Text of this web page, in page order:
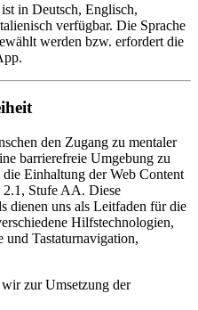
in Deutsch, Englisch,
verfügbar. Die Sprache
werden bzw. erfordert die
den Zugang zu mentaler
barrierefreie Umgebung zu
Einhaltung der Web Content
Stufe AA. Diese
dienen uns als Leitfaden für die
Hilfstechnologien,
und Tastaturnavigation,
zur Umsetzung der